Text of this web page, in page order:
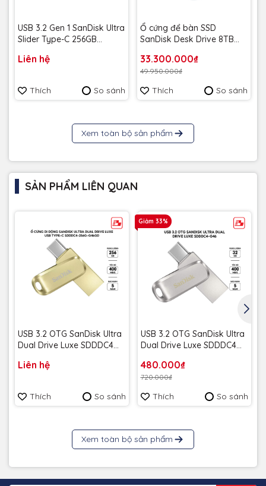
USB 3.2 Gen 1 SanDisk Ultra
Slider Type-C 256GB
G46 - Bảo hành 5 năm
Liên hệ
Thích So sánh
Ổ cứng để bàn SSD
SanDisk Desk Drive 8TB
SDSSDT40C-8T00-A25 -
Bảo Hành 3 năm
33.300.000₫
49.950.000₫
Thích So sánh
Xem toàn bộ sản phẩm
SẢN PHẨM LIÊN QUAN
USB 3.2 OTG SanDisk Ultra
Dual Drive Luxe SDDDC4
256G-G46GD Gold - Bảo
Liên hệ
Thích So sánh
Giảm 33%
USB 3.2 OTG SanDisk Ultra
Dual Drive Luxe SDDDC4
032G-G46 - Bảo hành 5
năm
480.000₫
720.000₫
Thích So sánh
Xem toàn bộ sản phẩm